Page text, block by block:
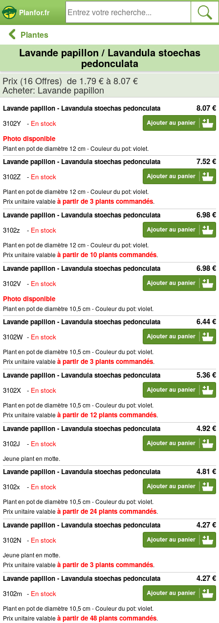
Planfor.fr
Plantes
Lavande papillon / Lavandula stoechas
pedonculata
Prix (16 Offres) de 1.79 € à 8.07 €
Acheter: Lavande papillon
8.07 €
Lavande papillon - Lavandula stoechas pedonculata
3102Y
- En stock
Photo disponible
Plant en pot de diamètre 12 cm - Couleur du pot: violet.
7.52 €
Lavande papillon - Lavandula stoechas pedonculata
3102Z
- En stock
Plant en pot de diamètre 12 cm - Couleur du pot: violet.
Prix unitaire valableà partir de 3 plants commandés.
6.98 €
Lavande papillon - Lavandula stoechas pedonculata
3102z
- En stock
Plant en pot de diamètre 12 cm - Couleur du pot: violet.
Prix unitaire valableà partir de 10 plants commandés.
6.98 €
Lavande papillon - Lavandula stoechas pedonculata
3102V
- En stock
Photo disponible
Plant en pot de diamètre 10,5 cm - Couleur du pot: violet.
6.44 €
Lavande papillon - Lavandula stoechas pedonculata
3102W - En stock
Plant en pot de diamètre 10,5 cm - Couleur du pot: violet.
Prix unitaire valableà partir de 3 plants commandés.
5.36 €
Lavande papillon - Lavandula stoechas pedonculata
3102X
- En stock
Plant en pot de diamètre 10,5 cm - Couleur du pot: violet.
Prix unitaire valableà partir de 12 plants commandés.
4.92 €
Lavande papillon - Lavandula stoechas pedonculata
3102J
- En stock
Jeune plant en motte.
4.81 €
Lavande papillon - Lavandula stoechas pedonculata
3102x
- En stock
Plant en pot de diamètre 10,5 cm - Couleur du pot: violet.
Prix unitaire valableà partir de 24 plants commandés.
4.27 €
Lavande papillon - Lavandula stoechas pedonculata
3102N
- En stock
Jeune plant en motte.
Prix unitaire valableà partir de 3 plants commandés.
4.27 €
Lavande papillon - Lavandula stoechas pedonculata
3102m - En stock
Plant en pot de diamètre 10,5 cm - Couleur du pot: violet.
Prix unitaire valableà partir de 48 plants commandés.
Panneau de gestion des cookies